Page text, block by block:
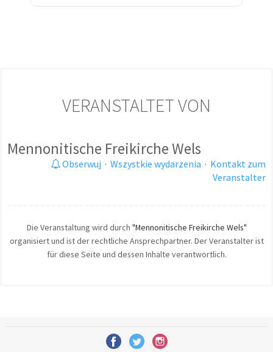
VERANSTALTET VON
Mennonitische Freikirche Wels
Obserwuj · Wszystkie wydarzenia · Kontakt zum
Veranstalter
Die Veranstaltung wird durch "Mennonitische Freikirche Wels"
organisiert und ist der rechtliche Ansprechpartner. Der Veranstalter ist
für diese Seite und dessen Inhalte verantwortlich.